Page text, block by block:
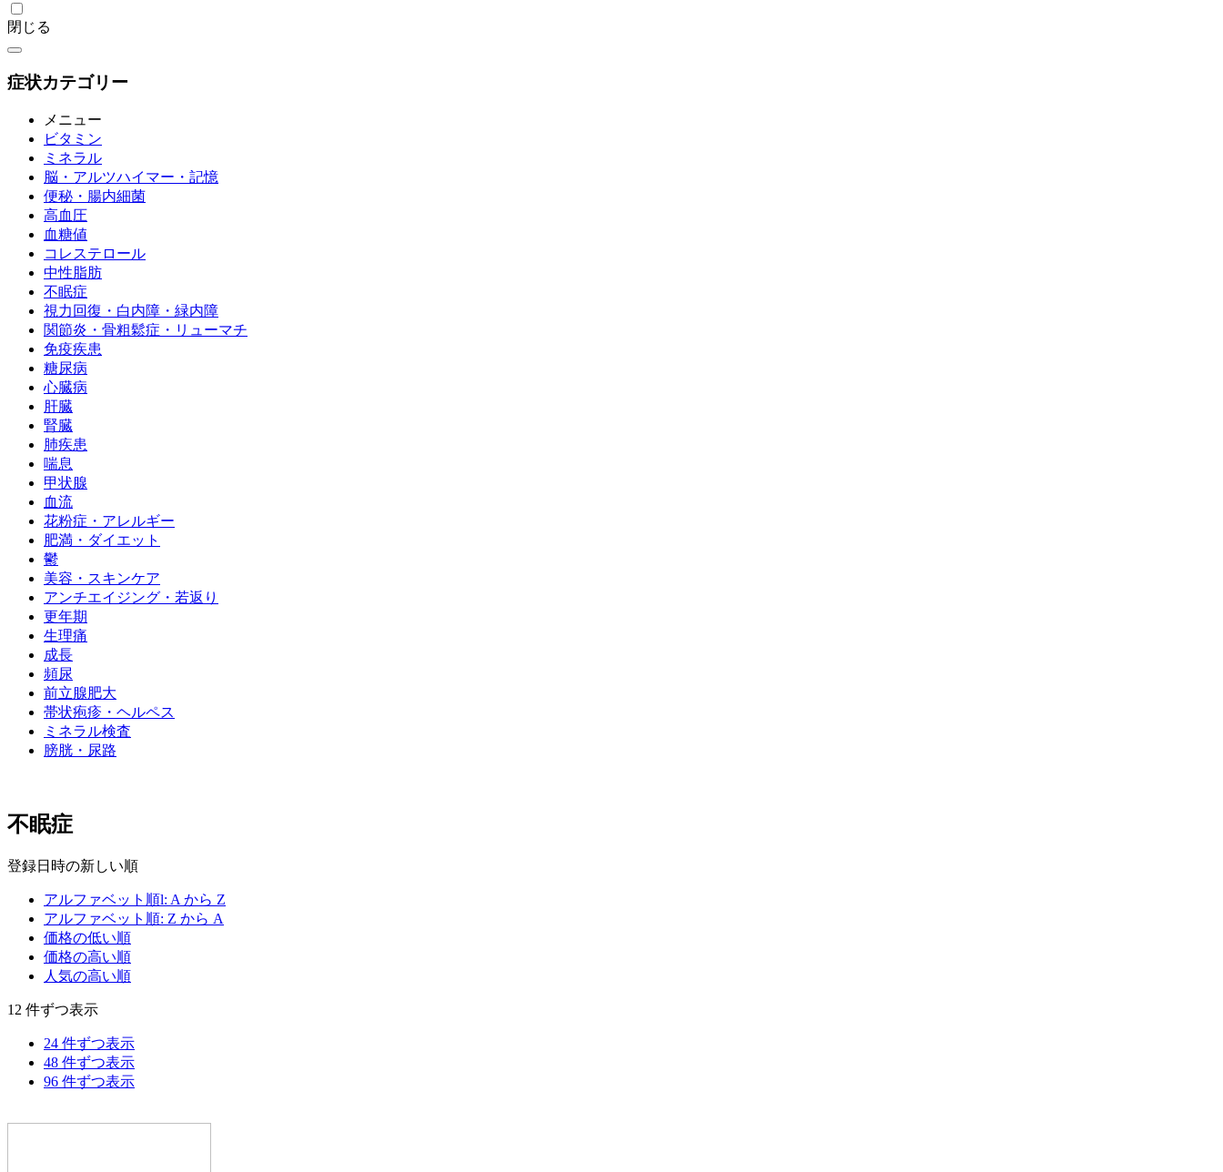
閉じる
症状カテゴリー
メニュー
ビタミン
ミネラル
脳・アルツハイマー・記憶
便秘・腸内細菌
高血圧
血糖値
コレステロール
中性脂肪
不眠症
視力回復・白内障・緑内障
関節炎・骨粗鬆症・リューマチ
免疫疾患
糖尿病
心臓病
肝臓
腎臓
肺疾患
喘息
甲状腺
血流
花粉症・アレルギー
肥満・ダイエット
鬱
美容・スキンケア
アンチエイジング・若返り
更年期
生理痛
成長
頻尿
前立腺肥大
帯状疱疹・ヘルペス
ミネラル検査
膀胱・尿路
不眠症
登録日時の新しい順
アルファベット順l: A から Z
アルファベット順: Z から A
価格の低い順
価格の高い順
人気の高い順
12 件ずつ表示
24 件ずつ表示
48 件ずつ表示
96 件ずつ表示